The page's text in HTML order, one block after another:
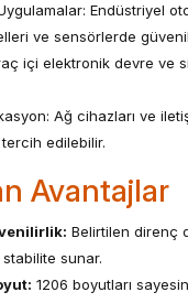
Endüstriyel
ve sensörlerde
içi elektronik devre ve
Ağ cihazları ve
tercih edilebilir.
Avantajlar
Belirtilen direnç
sunar.
1206 boyutları